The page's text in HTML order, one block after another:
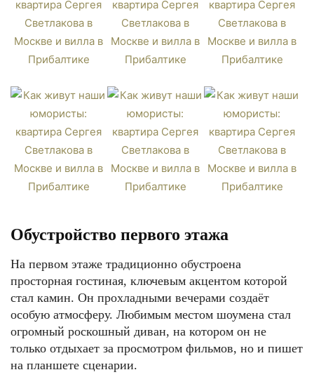
Обустройство первого этажа
На первом этаже традиционно обустроена
просторная гостиная, ключевым акцентом которой
стал камин. Он прохладными вечерами создаёт
особую атмосферу. Любимым местом шоумена стал
огромный роскошный диван, на котором он не
только отдыхает за просмотром фильмов, но и пишет
на планшете сценарии.